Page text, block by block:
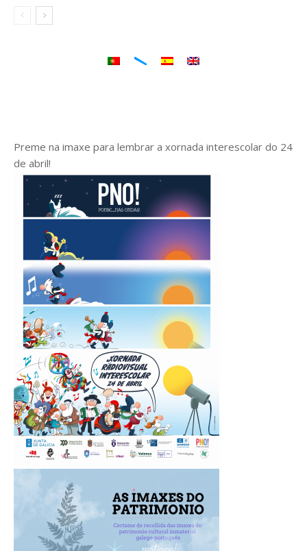
Preme na imaxe para lembrar a xornada interescolar do 24
de abril!